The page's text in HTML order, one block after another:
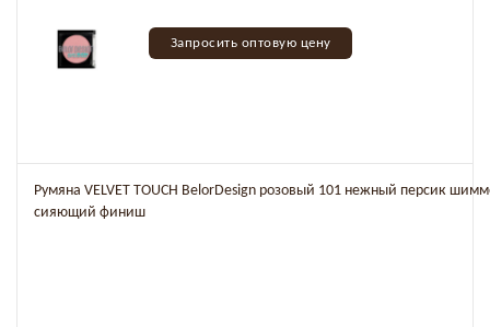
Запросить оптовую цену
Румяна VELVET TOUCH BelorDesign розовый 101 нежный персик
сияющий финиш